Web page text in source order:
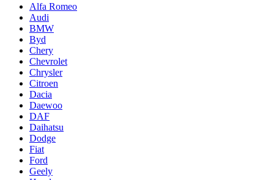
Alfa Romeo
Audi
BMW
Byd
Chery
Chevrolet
Chrysler
Citroen
Dacia
Daewoo
DAF
Daihatsu
Dodge
Fiat
Ford
Geely